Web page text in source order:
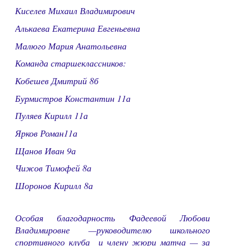
Киселев Михаил Владимирович
Алькаева Екатерина Евгеньевна
Малюго Мария Анатольевна
Команда старшеклассников:
Кобешев Дмитрий 8б
Бурмистров Константин 11а
Пуляев Кирилл 11а
Ярков Роман11а
Щанов Иван 9а
Чижов Тимофей 8а
Шоронов Кирилл 8а
Особая благодарность Фадеевой Любови
Владимировне —руководителю школьного
спортивного клуба и члену жюри матча — за